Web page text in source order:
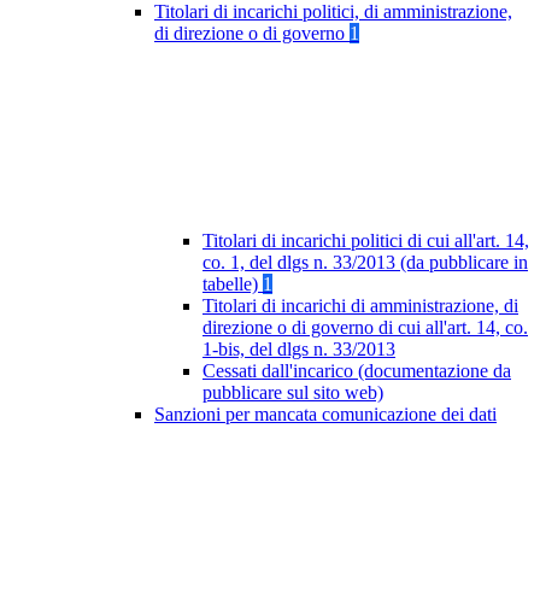
Titolari di incarichi politici, di amministrazione,
di direzione o di governo 1
Titolari di incarichi politici di cui all'art. 14,
co. 1, del dlgs n. 33/2013 (da pubblicare in
tabelle) 1
Titolari di incarichi di amministrazione, di
direzione o di governo di cui all'art. 14, co.
1-bis, del dlgs n. 33/2013
Cessati dall'incarico (documentazione da
pubblicare sul sito web)
Sanzioni per mancata comunicazione dei dati